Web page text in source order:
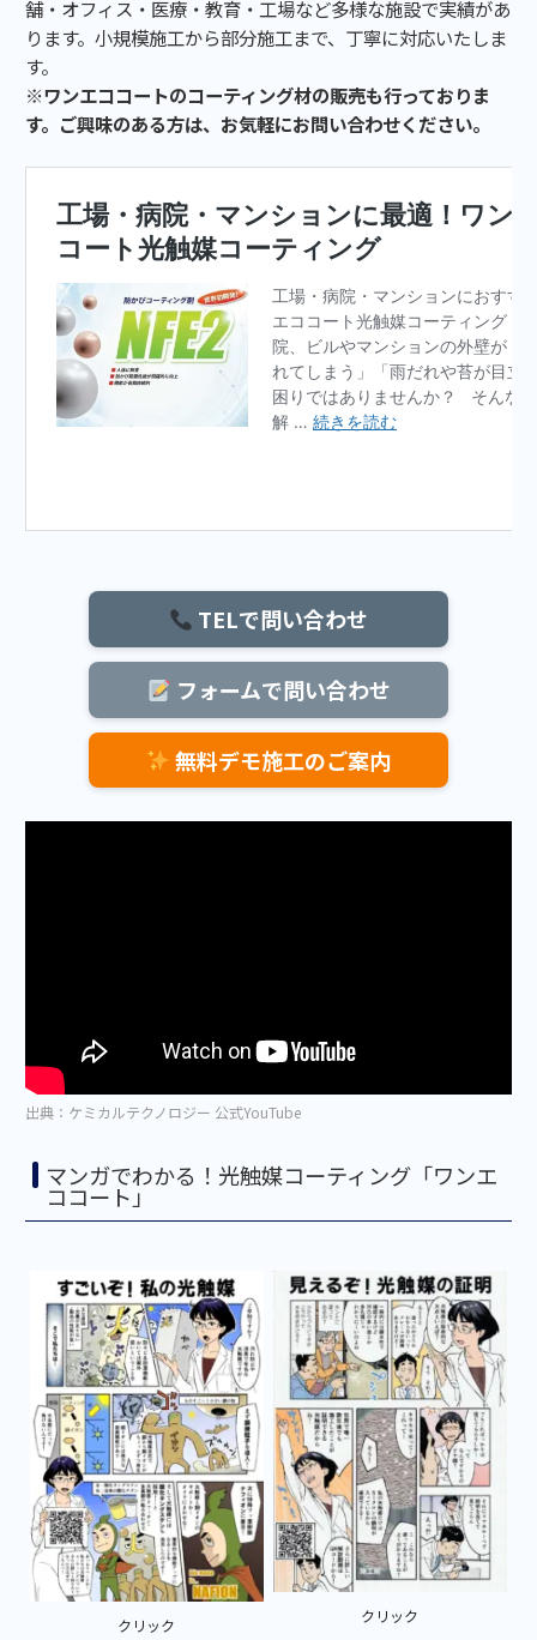
舗・オフィス・医療・教育・工場など多様な施設で実績があ
ります。小規模施工から部分施工まで、丁寧に対応いたしま
す。
※ワンエココートのコーティング材の販売も行っておりま
す。ご興味のある方は、お気軽にお問い合わせください。
TELで問い合わせ
フォームで問い合わせ
無料デモ施工のご案内
出典：ケミカルテクノロジー 公式YouTube
マンガでわかる！光触媒コーティング「ワンエ
ココート」
クリック クリック